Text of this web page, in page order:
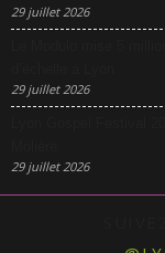
29 juillet 2026
29 juillet 2026
29 juillet 2026